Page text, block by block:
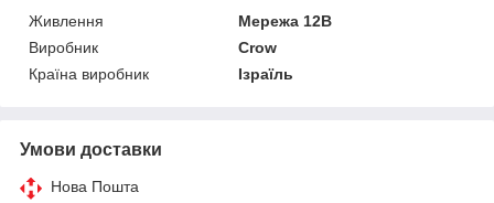
Живлення
Мережа 12В
Виробник
Crow
Країна виробник
Ізраїль
Умови доставки
Нова Пошта